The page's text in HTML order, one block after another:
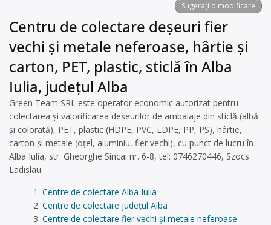
Sugerați o modificare
Centru de colectare deșeuri fier
vechi și metale neferoase, hârtie și
carton, PET, plastic, sticlă în Alba
Iulia, județul Alba
Green Team SRL este operator economic autorizat pentru
colectarea și valorificarea deșeurilor de ambalaje din sticlă (albă
și colorată), PET, plastic (HDPE, PVC, LDPE, PP, PS), hârtie,
carton și metale (oțel, aluminiu, fier vechi), cu punct de lucru în
Alba Iulia, str. Gheorghe Sincai nr. 6-8, tel: 0746270446, Szocs
Ladislau.
Centre de colectare Alba Iulia
Centre de colectare județul Alba
Centre de colectare fier vechi și metale neferoase